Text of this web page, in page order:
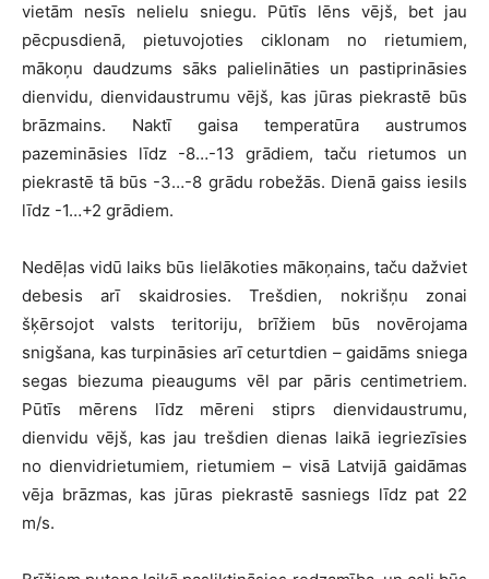
vietām nesīs nelielu sniegu. Pūtīs lēns vējš, bet jau
pēcpusdienā, pietuvojoties ciklonam no rietumiem,
mākoņu daudzums sāks palielināties un pastiprināsies
dienvidu, dienvidaustrumu vējš, kas jūras piekrastē būs
brāzmains. Naktī gaisa temperatūra austrumos
pazemināsies līdz -8…-13 grādiem, taču rietumos un
piekrastē tā būs -3…-8 grādu robežās. Dienā gaiss iesils
līdz -1…+2 grādiem.
Nedēļas vidū laiks būs lielākoties mākoņains, taču dažviet
debesis arī skaidrosies. Trešdien, nokrišņu zonai
šķērsojot valsts teritoriju, brīžiem būs novērojama
snigšana, kas turpināsies arī ceturtdien – gaidāms sniega
segas biezuma pieaugums vēl par pāris centimetriem.
Pūtīs mērens līdz mēreni stiprs dienvidaustrumu,
dienvidu vējš, kas jau trešdien dienas laikā iegriezīsies
no dienvidrietumiem, rietumiem – visā Latvijā gaidāmas
vēja brāzmas, kas jūras piekrastē sasniegs līdz pat 22
m/s.